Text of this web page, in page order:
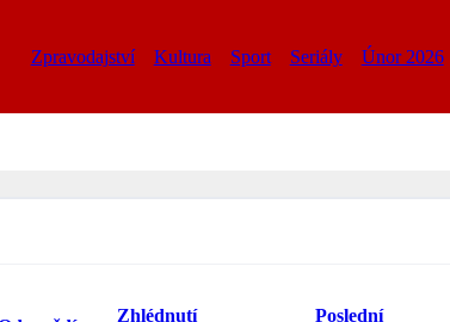
Zpravodajství Kultura Sport Seriály Únor 2026
Zhlédnutí
Poslední